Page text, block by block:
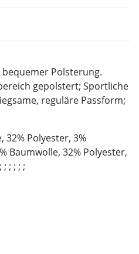
Polsterung.
gepolstert; Sportliche
reguläre Passform;
32% Polyester, 3%
Baumwolle, 32% Polyester,
; ; ; ;